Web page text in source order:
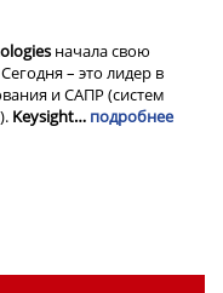
начала свою
– это лидер в
и САПР (систем
Keysight… подробнее